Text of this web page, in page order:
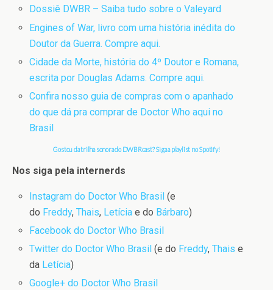
Dossiê DWBR – Saiba tudo sobre o Valeyard
Engines of War, livro com uma história inédita do
Doutor da Guerra. Compre aqui.
Cidade da Morte, história do 4º Doutor e Romana,
escrita por Douglas Adams. Compre aqui.
Confira nosso guia de compras com o apanhado
do que dá pra comprar de Doctor Who aqui no
Brasil
Gostou da trilha sonora do DWBRcast? Siga a playlist no Spotify!
Nos siga pela internerds
Instagram do Doctor Who Brasil (e
do Freddy,Thais, Letícia e do Bárbaro)
Facebook do Doctor Who Brasil
Twitter do Doctor Who Brasil (e do Freddy,Thaise
da Letícia)
Google+ do Doctor Who Brasil